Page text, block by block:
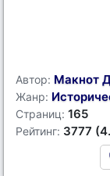
Автор: Макнот
Жанр:
Страниц: 165
Рейтинг: 3777